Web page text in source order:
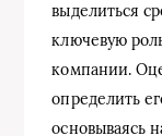
выделиться
ключевую
компании.
определить
основываясь